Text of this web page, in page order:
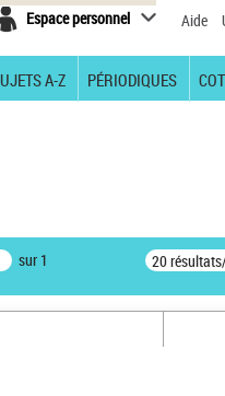
Espace personnel Aide
A-Z PÉRIODIQUES
sur 1 20